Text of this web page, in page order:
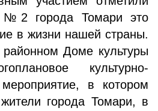
города Томари это
в жизни нашей страны.
Доме культуры
культурно-
мероприятие, в котором
города Томари, в